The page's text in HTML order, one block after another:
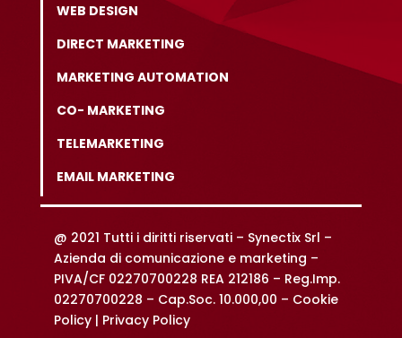
WEB DESIGN
DIRECT MARKETING
MARKETING AUTOMATION
CO- MARKETING
TELEMARKETING
EMAIL MARKETING
@ 2021 Tutti i diritti riservati – Synectix Srl –
Azienda di comunicazione e marketing –
PIVA/CF 02270700228 REA 212186 – Reg.Imp.
02270700228 – Cap.Soc. 10.000,00 – Cookie
Policy | Privacy Policy